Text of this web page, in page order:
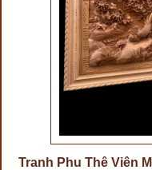
Tranh Phu Thê Viên